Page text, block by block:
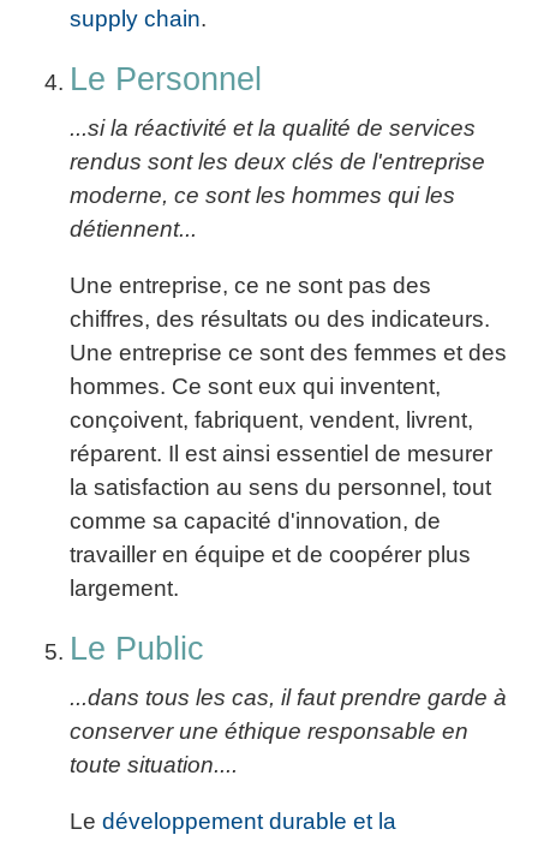
supply chain.
Le Personnel
...si la réactivité et la qualité de services
rendus sont les deux clés de l'entreprise
moderne, ce sont les hommes qui les
détiennent...
Une entreprise, ce ne sont pas des
chiffres, des résultats ou des indicateurs.
Une entreprise ce sont des femmes et des
hommes. Ce sont eux qui inventent,
conçoivent, fabriquent, vendent, livrent,
réparent. Il est ainsi essentiel de mesurer
la satisfaction au sens du personnel, tout
comme sa capacité d'innovation, de
travailler en équipe et de coopérer plus
largement.
Le Public
...dans tous les cas, il faut prendre garde à
conserver une éthique responsable en
toute situation....
Le développement durable et la